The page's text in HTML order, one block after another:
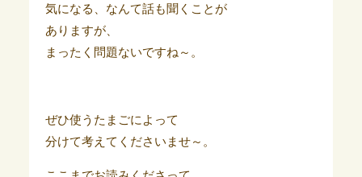
気になる、なんて話も聞くことが
ありますが、
まったく問題ないですね～。
ぜひ使うたまごによって
分けて考えてくださいませ～。